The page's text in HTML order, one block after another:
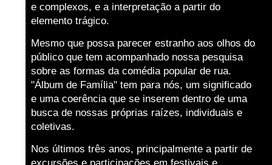
e complexos, e a interpretação a partir do
elemento trágico.
Mesmo que possa parecer estranho aos olhos do
público que tem acompanhado nossa pesquisa
sobre as formas da comédia popular de rua.
"Álbum de Família" tem para nós, um significado
e uma coerência que se inserem dentro de uma
busca de nossas próprias raízes, individuais e
coletivas.
Nos últimos três anos, principalmente a partir de